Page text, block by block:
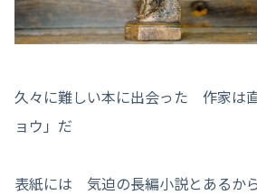
久々に難しい本に出会った 作家は
ョウ」だ
表紙には 気迫の長編小説とあるか